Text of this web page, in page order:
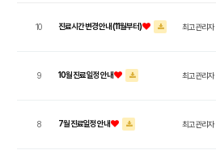
기능의학클리닉
10 진료시간 변경 안내 (11월부터) 최고관리자
9 10월 진료 일정 안내 최고관리자
8 7월 진료일정 안내 최고관리자